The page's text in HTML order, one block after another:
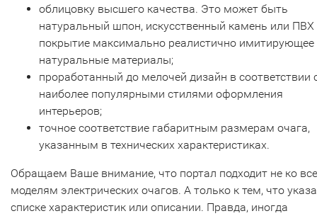
облицовку высшего качества. Это может быть
натуральный шпон, искусственный камень или ПВХ
покрытие максимально реалистично имитирующее
натуральные материалы;
проработанный до мелочей дизайн в соответствии
наиболее популярными стилями оформления
интерьеров;
точное соответствие габаритным размерам очага,
указанным в технических характеристиках.
Обращаем Ваше внимание, что портал подходит не ко
моделям электрических очагов. А только к тем, что
списке характеристик или описании. Правда, иногда